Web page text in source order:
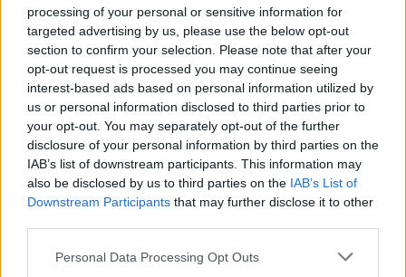
processing of your personal or sensitive information for
targeted advertising by us, please use the below opt-out
section to confirm your selection. Please note that after your
opt-out request is processed you may continue seeing
interest-based ads based on personal information utilized by
us or personal information disclosed to third parties prior to
your opt-out. You may separately opt-out of the further
disclosure of your personal information by third parties on the
IAB’s list of downstream participants. This information may
also be disclosed by us to third parties on the IAB’s List of
Downstream Participants that may further disclose it to other
Personal Data Processing Opt Outs
διαδικασία παραχώρησής του στον
Δήμο Δυτικής Λέσβου
ΡΕΠΟΡΤΑΖ ΔΡΑΣΕΙΣ
Στο Πανελλήνιον έκθεση
σύνδεσης του σήμερα της
Μυτιλήνης με το χθες
Μια έκθεση διοργανωμένη από τον
Εμπορικό Σύλλογο Μυτιλήνης
ΜΟΥΣΙΚΗ